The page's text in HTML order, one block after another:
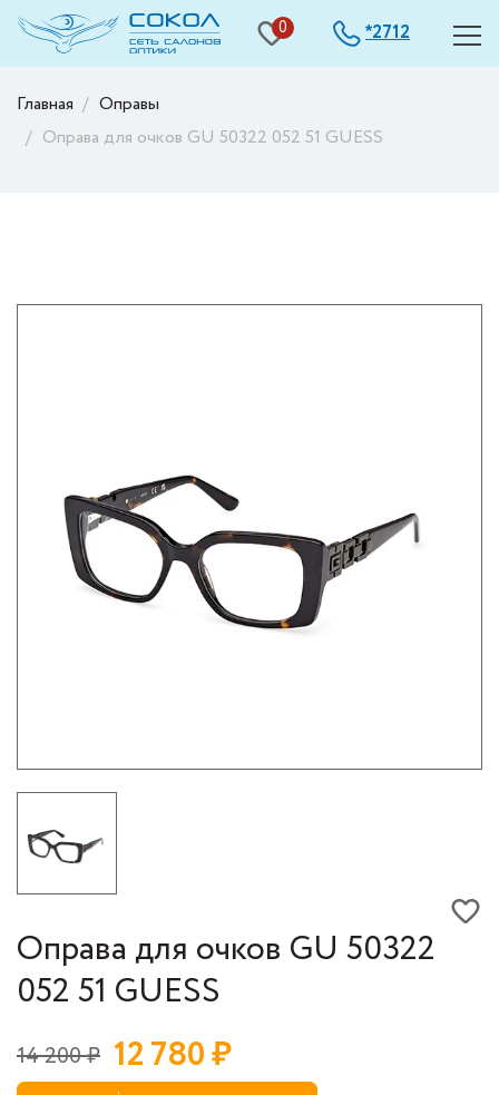
0 *2712
Главная
Оправы
Оправа для очков GU 50322 052 51 GUESS
Оправа для очков GU 50322
052 51 GUESS
14 200₽ 12 780₽